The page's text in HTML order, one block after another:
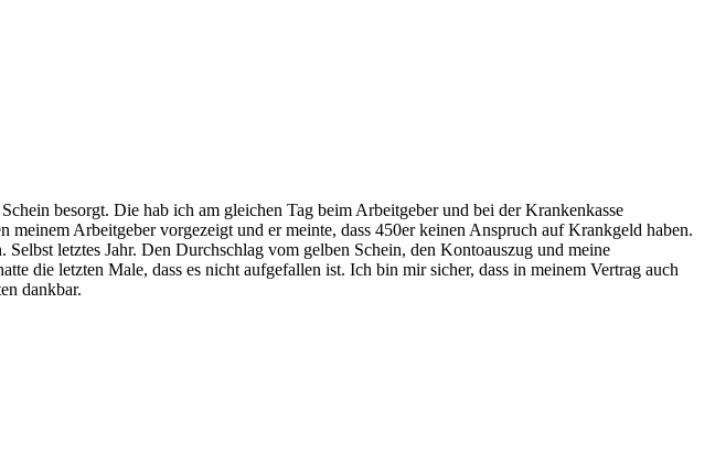
besorgt. Die hab ich am gleichen Tag beim Arbeitgeber und bei der Krankenkasse
Arbeitgeber vorgezeigt und er meinte, dass 450er keinen Anspruch auf Krankgeld haben.
letztes Jahr. Den Durchschlag vom gelben Schein, den Kontoauszug und meine
die letzten Male, dass es nicht aufgefallen ist. Ich bin mir sicher, dass in meinem Vertrag auch
dankbar.